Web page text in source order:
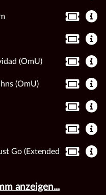
(OmU)
(OmU)
Go (Extended
anzeigen...